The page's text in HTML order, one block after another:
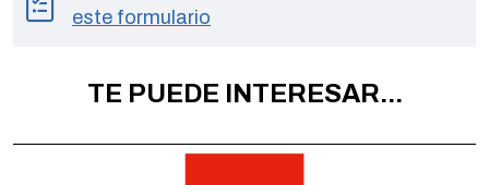
este formulario
TE PUEDE INTERESAR...